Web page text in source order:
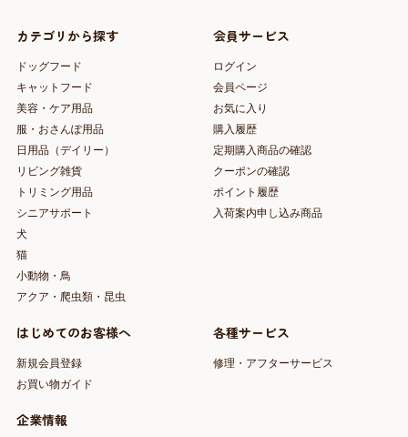
カテゴリから探す
ドッグフード
キャットフード
美容・ケア用品
服・おさんぽ用品
日用品（デイリー）
リビング雑貨
トリミング用品
シニアサポート
犬
猫
小動物・鳥
アクア・爬虫類・昆虫
会員サービス
ログイン
会員ページ
お気に入り
購入履歴
定期購入商品の確認
クーポンの確認
ポイント履歴
入荷案内申し込み商品
はじめてのお客様へ
新規会員登録
お買い物ガイド
各種サービス
修理・アフターサービス
企業情報